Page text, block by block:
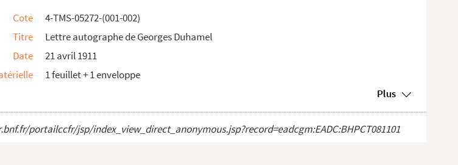
Cote
4-TMS-05272-(001-002)
Titre
Lettre autographe de Georges Duhamel
Date
21 avril 1911
1 feuillet + 1 enveloppe
Plus
portailccfr/jsp/index_view_direct_anonymous.jsp?record=eadcgm:EADC:BHPCT081101